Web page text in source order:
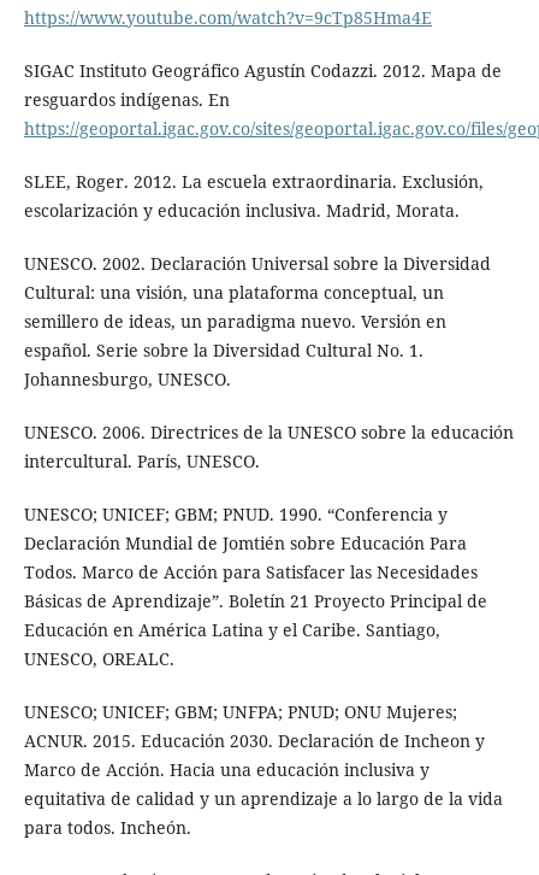
https://www.youtube.com/watch?v=9cTp85Hma4E
SIGAC Instituto Geográfico Agustín Codazzi. 2012. Mapa de
resguardos indígenas. En
https://geoportal.igac.gov.co/sites/geoportal.igac.gov.co/files/
SLEE, Roger. 2012. La escuela extraordinaria. Exclusión,
escolarización y educación inclusiva. Madrid, Morata.
UNESCO. 2002. Declaración Universal sobre la Diversidad
Cultural: una visión, una plataforma conceptual, un
semillero de ideas, un paradigma nuevo. Versión en
español. Serie sobre la Diversidad Cultural No. 1.
Johannesburgo, UNESCO.
UNESCO. 2006. Directrices de la UNESCO sobre la educación
intercultural. París, UNESCO.
UNESCO; UNICEF; GBM; PNUD. 1990. “Conferencia y
Declaración Mundial de Jomtién sobre Educación Para
Todos. Marco de Acción para Satisfacer las Necesidades
Básicas de Aprendizaje”. Boletín 21 Proyecto Principal de
Educación en América Latina y el Caribe. Santiago,
UNESCO, OREALC.
UNESCO; UNICEF; GBM; UNFPA; PNUD; ONU Mujeres;
ACNUR. 2015. Educación 2030. Declaración de Incheon y
Marco de Acción. Hacia una educación inclusiva y
equitativa de calidad y un aprendizaje a lo largo de la vida
para todos. Incheón.